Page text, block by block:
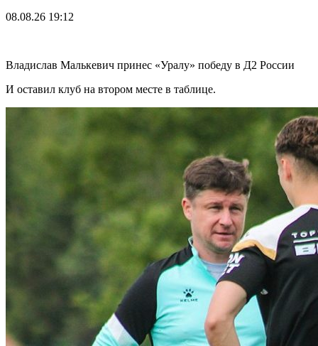
08.08.26 19:12
Владислав Малькевич принес «Уралу» победу в Д2 России
И оставил клуб на втором месте в таблице.